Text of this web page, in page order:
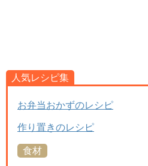
人気レシピ集
お弁当おかずのレシピ
作り置きのレシピ
食材